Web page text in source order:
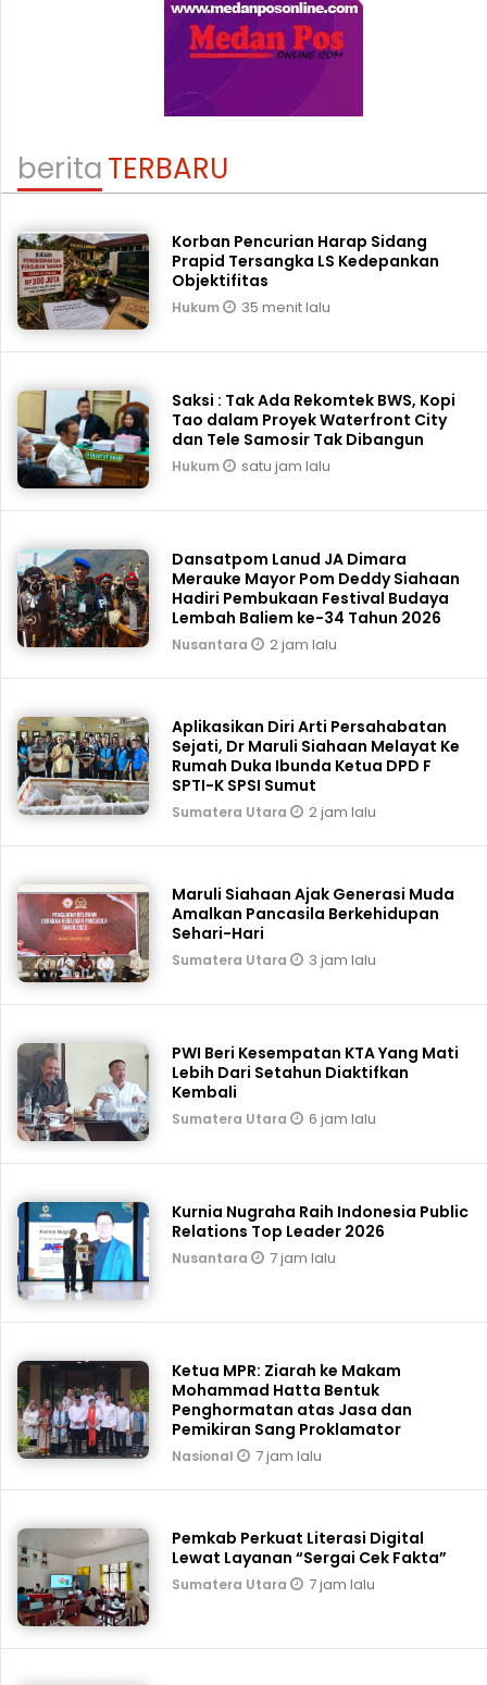
beritaTERBARU
Korban Pencurian Harap Sidang
Prapid Tersangka LS Kedepankan
Objektifitas
Hukum 35 menit lalu
Saksi : Tak Ada Rekomtek BWS, Kopi
Tao dalam Proyek Waterfront City
dan Tele Samosir Tak Dibangun
Hukum satu jam lalu
Dansatpom Lanud JA Dimara
Merauke Mayor Pom Deddy Siahaan
Hadiri Pembukaan Festival Budaya
Lembah Baliem ke-34 Tahun 2026
Nusantara 2 jam lalu
Aplikasikan Diri Arti Persahabatan
Sejati, Dr Maruli Siahaan Melayat Ke
Rumah Duka Ibunda Ketua DPD F
SPTI-K SPSI Sumut
Sumatera Utara 2 jam lalu
Maruli Siahaan Ajak Generasi Muda
Amalkan Pancasila Berkehidupan
Sehari-Hari
Sumatera Utara 3 jam lalu
PWI Beri Kesempatan KTA Yang Mati
Lebih Dari Setahun Diaktifkan
Kembali
Sumatera Utara 6 jam lalu
Kurnia Nugraha Raih Indonesia Public
Relations Top Leader 2026
Nusantara 7 jam lalu
Ketua MPR: Ziarah ke Makam
Mohammad Hatta Bentuk
Penghormatan atas Jasa dan
Pemikiran Sang Proklamator
Nasional 7 jam lalu
Pemkab Perkuat Literasi Digital
Lewat Layanan “Sergai Cek Fakta”
Sumatera Utara 7 jam lalu